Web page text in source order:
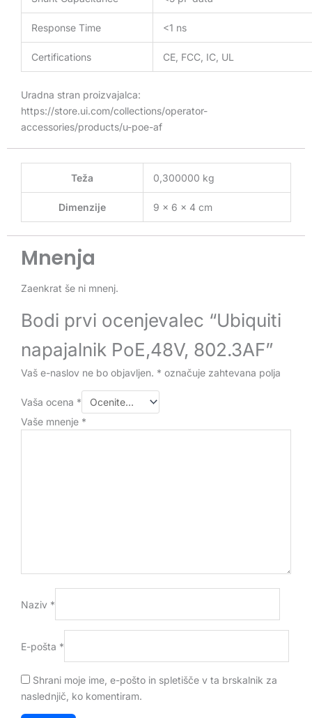
Response Time <1 ns
Certifications CE, FCC, IC, UL
Uradna stran proizvajalca:
https://store.ui.com/collections/operator-
accessories/products/u-poe-af
Teža 0,300000 kg
Dimenzije 9 × 6 × 4 cm
Mnenja
Zaenkrat še ni mnenj.
Bodi prvi ocenjevalec “Ubiquiti
napajalnik PoE,48V, 802.3AF”
Vaš e-naslov ne bo objavljen. * označuje zahtevana polja
Vaša ocena *
Vaše mnenje *
Naziv *
E-pošta *
Shrani moje ime, e-pošto in spletišče v ta brskalnik za
naslednjič, ko komentiram.